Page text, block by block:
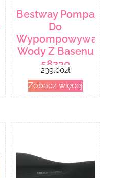
Bestway Pompa
Do
Wypompowywania
Wody Z Basenu
58230
239.00zł
Zobacz więcej